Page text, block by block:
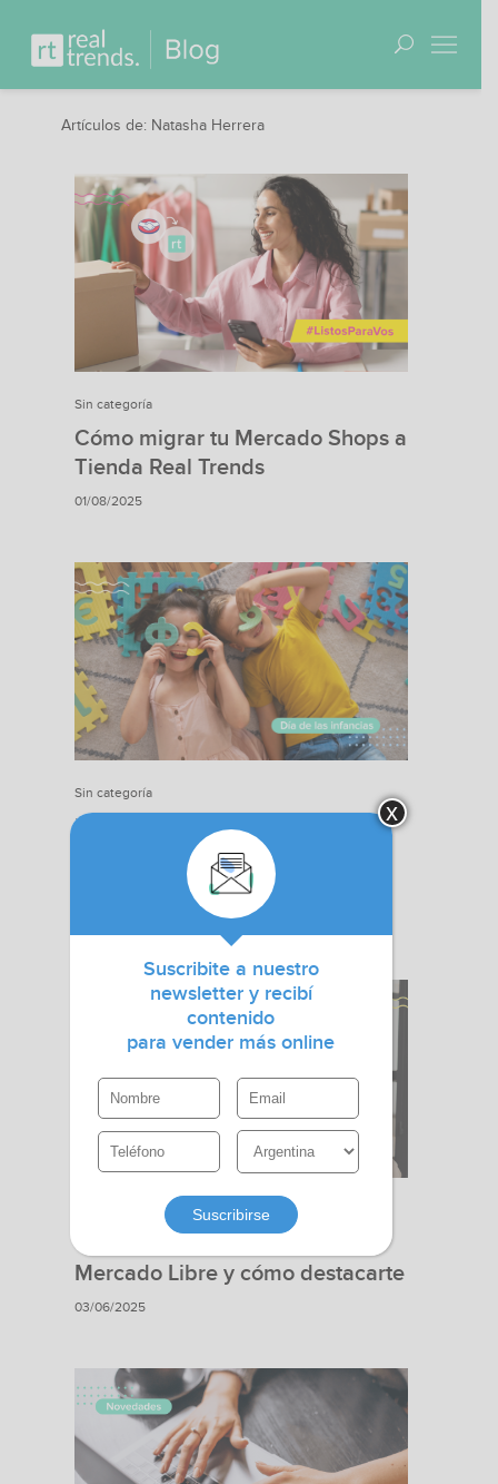
Artículos de: Natasha Herrera
Sin categoría
Cómo migrar tu Mercado Shops a
Tienda Real Trends
01/08/2025
Sin categoría
Día de las Infancias 2025: Qué
productos vender en Mercado
Qué vender el Día del Padre en
Mercado Libre y cómo destacarte
03/06/2025
Suscribite a nuestro
newsletter y recibí
contenido
para vender más online
x